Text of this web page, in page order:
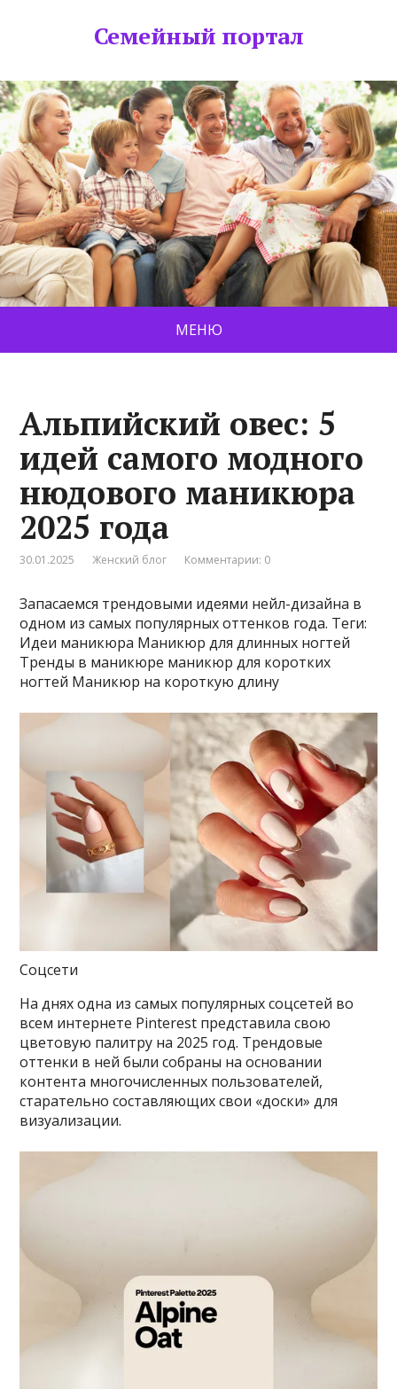
Семейный портал
МЕНЮ
Альпийский овес: 5
идей самого модного
нюдового маникюра
2025 года
30.01.2025 Женский блог Комментарии: 0
Запасаемся трендовыми идеями нейл-дизайна в
одном из самых популярных оттенков года. Теги:
Идеи маникюра Маникюр для длинных ногтей
Тренды в маникюре маникюр для коротких
ногтей Маникюр на короткую длину
Соцсети
На днях одна из самых популярных соцсетей во
всем интернете Pinterest представила свою
цветовую палитру на 2025 год. Трендовые
оттенки в ней были собраны на основании
контента многочисленных пользователей,
старательно составляющих свои «доски» для
визуализации.